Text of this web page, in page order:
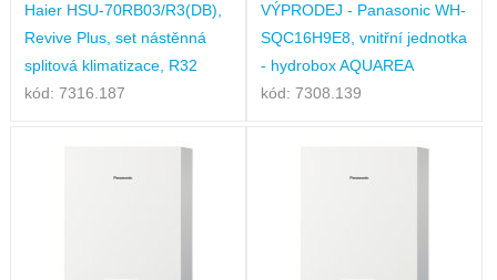
Haier HSU-70RB03/R3(DB),
Revive Plus, set nástěnná
splitová klimatizace, R32
kód: 7316.187
VÝPRODEJ - Panasonic WH-
SQC16H9E8, vnitřní jednotka
- hydrobox AQUAREA
kód: 7308.139